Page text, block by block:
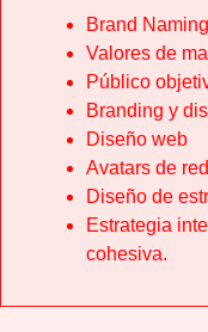
Brand Naming
Valores de
Público
Branding y
Diseño web
Avatars de
Diseño de
Estrategia
cohesiva.